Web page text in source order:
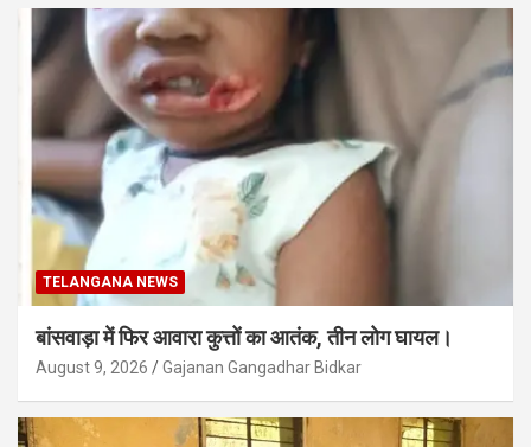
TELANGANA NEWS
बांसवाड़ा में फिर आवारा कुत्तों का आतंक, तीन लोग घायल।
August 9, 2026 Gajanan Gangadhar Bidkar